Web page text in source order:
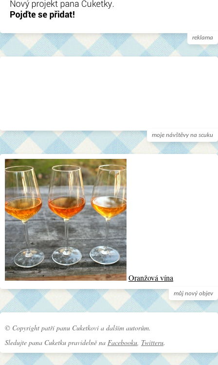
reklama
moje návštěvy na scuku
můj nový objev
Oranžová vína
© Copyright patří panu Cuketkovi a dalším autorům.
Sledujte pana Cuketku pravidelně na Facebooku, Twitteru.